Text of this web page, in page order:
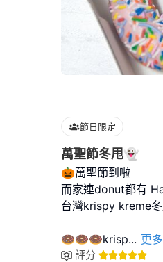
節日限定
萬聖節冬甩👻
🎃萬聖節到啦
而家連donut都有
台灣krispy kreme
🍩🍩🍩krisp... 更多
評分